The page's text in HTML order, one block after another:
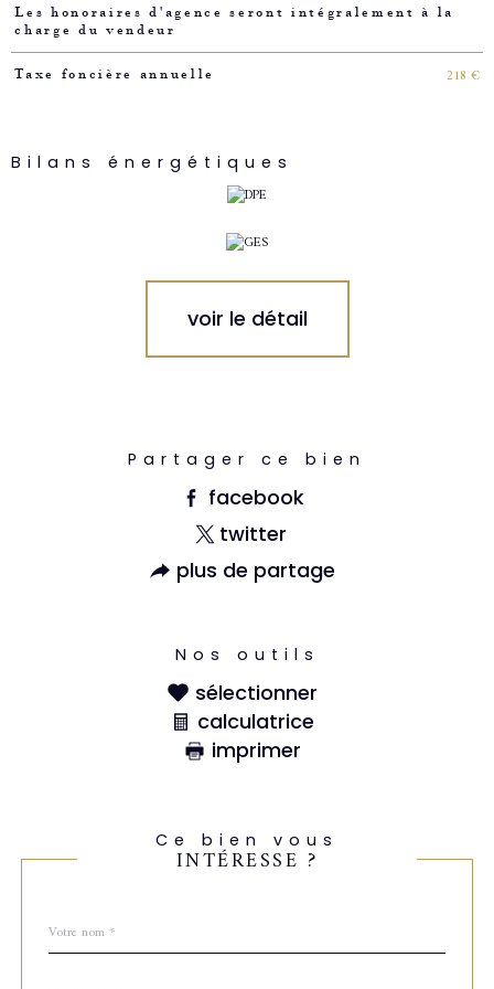
Les honoraires d'agence seront intégralement à la
charge du vendeur
Taxe foncière annuelle 218 €
Bilans énergétiques
voir le détail
Partager ce bien
facebook
twitter
plus de partage
Nos outils
sélectionner
calculatrice
imprimer
Ce bien vous
INTÉRESSE ?
par
*